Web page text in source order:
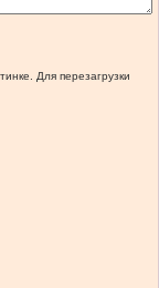
Для перезагрузки